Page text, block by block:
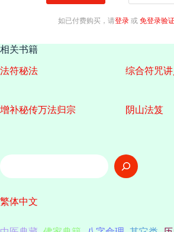
如已付费购买，请登录 或免登录验
相关书籍
法符秘法 综合符咒讲
增补秘传万法归宗 阴山法笈
搜
索
繁体中文